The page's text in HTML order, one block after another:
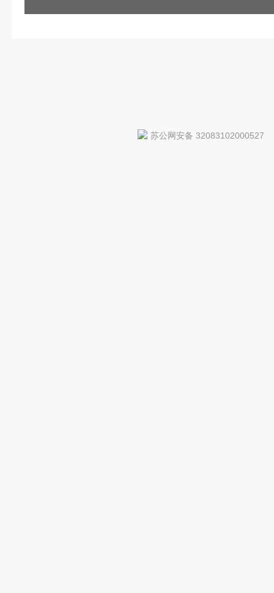
苏公网安备 32083102000527